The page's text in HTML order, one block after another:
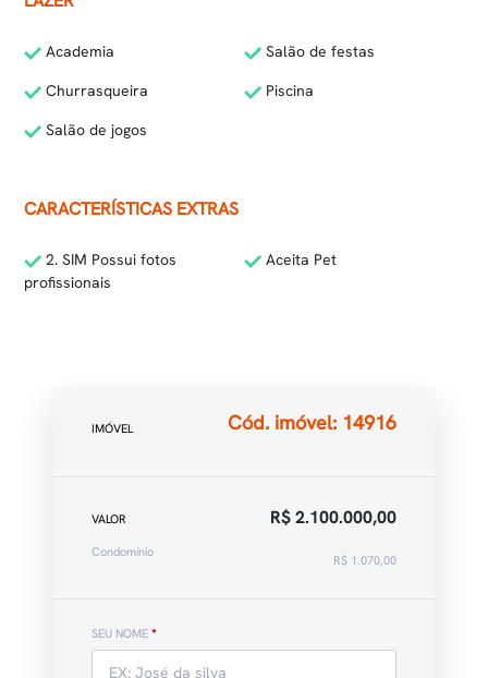
Academia
Salão de festas
Churrasqueira
Piscina
Salão de jogos
CARACTERÍSTICAS EXTRAS
2. SIM Possui fotos
profissionais
Aceita Pet
IMÓVEL Cód. imóvel: 14916
VALOR R$ 2.100.000,00
Condomínio
R$ 1.070,00
SEU NOME *